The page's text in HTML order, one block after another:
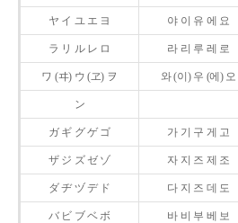
ヤ イ ユ エ ヨ 야 이 유 에 요
ラ リ ル レ ロ 라 리 루 레 로
ワ (ヰ) ウ (ヱ) ヲ 와 (이) 우 (에) 오
ン
ガ ギ グ ゲ ゴ 가 기 구 게 고
ザ ジ ズ ゼ ゾ 자 지 즈 제 조
ダ ヂ ヅ デ ド 다 지 즈 데 도
バ ビ ブ ベ ボ 바 비 부 베 보